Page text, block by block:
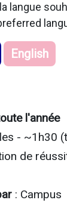
langue
English
l'année
- ~1h30
de
: Campus